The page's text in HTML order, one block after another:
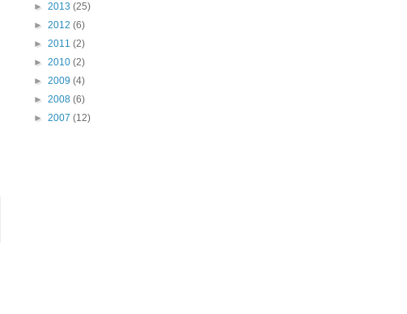
► 2013 (25)
► 2012 (6)
► 2011 (2)
► 2010 (2)
► 2009 (4)
► 2008 (6)
► 2007 (12)